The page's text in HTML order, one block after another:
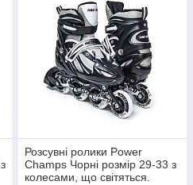
Розсувні ролики Power
Champs Чорні розмір 29-33 з
колесами, що світяться.